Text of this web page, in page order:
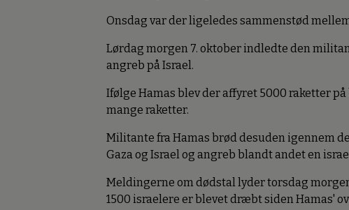
Onsdag var der ligeledes sammenstød
Lørdag morgen 7. oktober indledte den
angreb på Israel.
Ifølge Hamas blev der affyret 5000 raketter
mange raketter.
Militante fra Hamas brød desuden igennem
Gaza og Israel og angreb blandt andet en
Meldingerne om dødstal lyder torsdag
1500 israelere er blevet dræbt siden Hamas'